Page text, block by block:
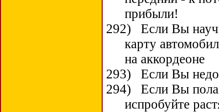
прибыли!
292)
Если Вы
карту
на аккордеоне
293)
Если Вы
294)
Если Вы
испробуйте